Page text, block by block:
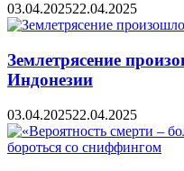
03.04.202522.04.2025
Землетрясение
Индонезии
03.04.202522.04.2025